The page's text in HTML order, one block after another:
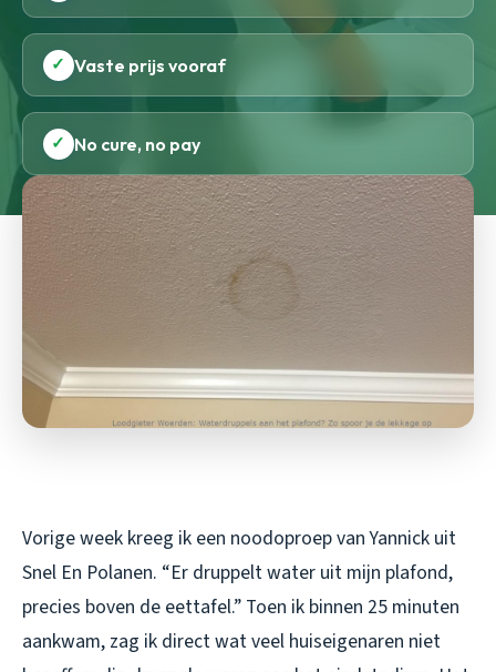
✓ Vaste prijs vooraf
✓ No cure, no pay
Vorige week kreeg ik een noodoproep van Yannick uit
Snel En Polanen. “Er druppelt water uit mijn plafond,
precies boven de eettafel.” Toen ik binnen 25 minuten
aankwam, zag ik direct wat veel huiseigenaren niet